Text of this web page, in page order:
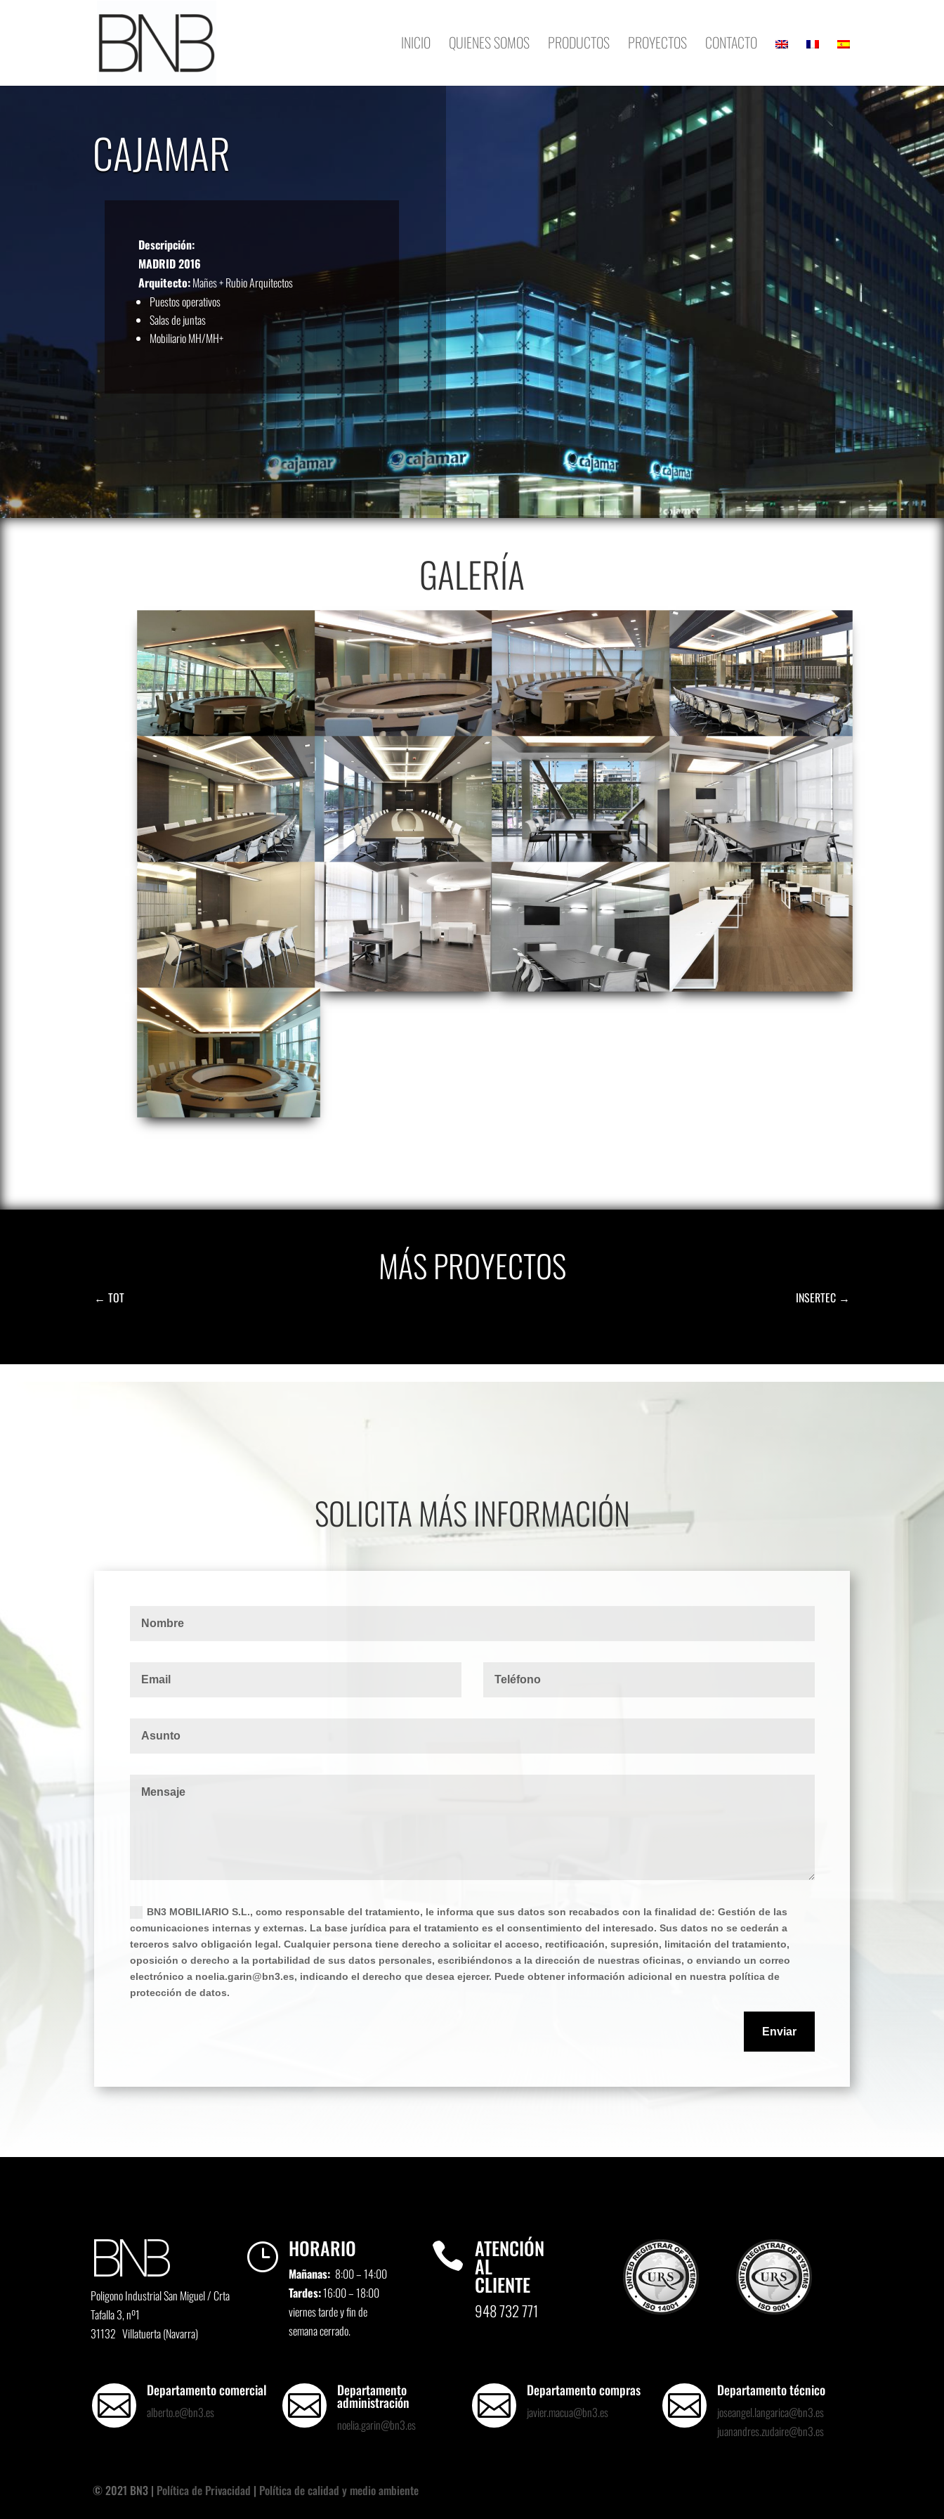
INICIO QUIENES SOMOS PRODUCTOS PROYECTOS CONTACTO
CAJAMAR
Descripción:
MADRID 2016
Arquitecto:Mañes + Rubio Arquitectos
Puestos operativos
Salas de juntas
Mobiliario MH/MH+
GALERÍA
MÁS PROYECTOS
←TOT INSERTEC→
SOLICITA MÁS INFORMACIÓN
BN3 MOBILIARIO S.L., como responsable del tratamiento, le informa que sus datos son recabados con la finalidad de: Gestión de las
comunicaciones internas y externas. La base jurídica para el tratamiento es el consentimiento del interesado. Sus datos no se cederán a
terceros salvo obligación legal. Cualquier persona tiene derecho a solicitar el acceso, rectificación, supresión, limitación del tratamiento,
oposición o derecho a la portabilidad de sus datos personales, escribiéndonos a la dirección de nuestras oficinas, o enviando un correo
electrónico a noelia.garin@bn3.es, indicando el derecho que desea ejercer. Puede obtener información adicional en nuestra política de
protección de datos.
Enviar
Poligono Industrial San Miguel / Crta
Tafalla 3, nº1
31132 Villatuerta (Navarra)
} HORARIO
Mañanas: 8:00 – 14:00
Tardes:16:00 – 18:00
viernes tarde y fin de
semana cerrado.
 ATENCIÓN
AL
CLIENTE
948 732 771
 Departamento comercial
alberto.e@bn3.es  Departamento
administración
noelia.garin@bn3.es
 Departamento compras
javier.macua@bn3.es  Departamento técnico
joseangel.langarica@bn3.es
juanandres.zudaire@bn3.es
© 2021 BN3 | Política de Privacidad | Política de calidad y medio ambiente